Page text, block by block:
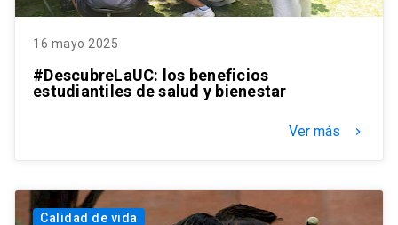
16 mayo 2025
#DescubreLaUC: los beneficios
estudiantiles de salud y bienestar
Ver más keyboard_arrow_right
Calidad de vida